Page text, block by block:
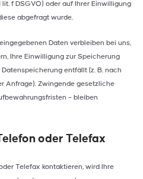
f DSGVO) oder auf Ihrer Einwilligung
abgefragt wurde.
Daten verbleiben bei uns,
Ihre Einwilligung zur Speicherung
entfällt (z. B. nach
Anfrage). Zwingende gesetzliche
– bleiben
oder Telefax
Telefax kontaktieren, wird Ihre